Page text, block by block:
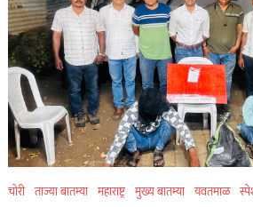
चोरी ताज्या बातम्या महाराष्ट्र मुख्य बातम्या यवतमाळ